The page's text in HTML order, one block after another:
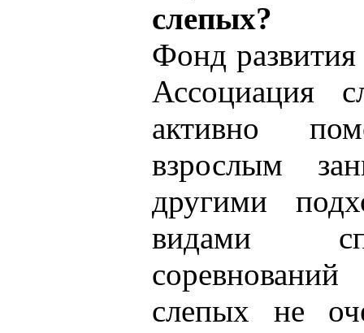
слепых?
Фонд
Ассоциация
активно
взрослым
другими
видами
слепых не